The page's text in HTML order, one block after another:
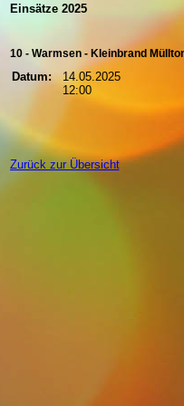
Einsätze 2025
10 - Warmsen - Kleinbrand
Datum:
14.05.2025
12:00
Zurück zur Übersicht